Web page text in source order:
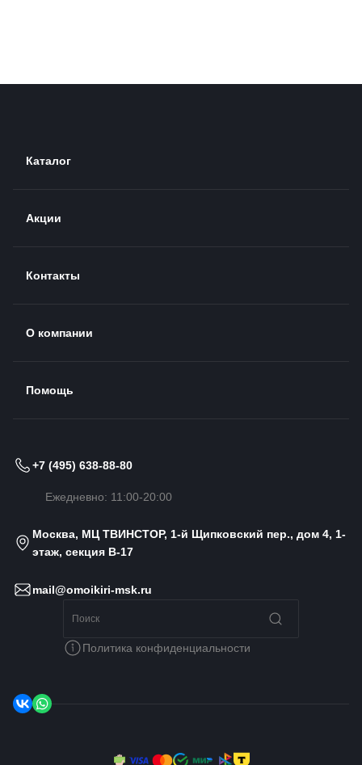
Каталог
Акции
Контакты
О компании
Помощь
+7 (495) 638-88-80
Ежедневно: 11:00-20:00
Москва, МЦ ТВИНСТОР, 1-й Щипковский пер., дом 4, 1-
этаж, секция B-17
mail@omoikiri-msk.ru
Политика конфиденциальности